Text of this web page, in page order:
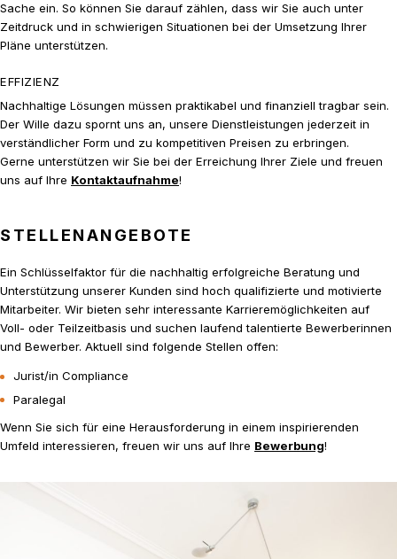
Sache ein. So können Sie darauf zählen, dass wir Sie auch unter
Zeitdruck und in schwierigen Situationen bei der Umsetzung Ihrer
Pläne unterstützen.
EFFIZIENZ
Nachhaltige Lösungen müssen praktikabel und finanziell tragbar sein.
Der Wille dazu spornt uns an, unsere Dienstleistungen jederzeit in
verständlicher Form und zu kompetitiven Preisen zu erbringen.
Gerne unterstützen wir Sie bei der Erreichung Ihrer Ziele und freuen
uns auf Ihre Kontaktaufnahme!
STELLENANGEBOTE
Ein Schlüsselfaktor für die nachhaltig erfolgreiche Beratung und
Unterstützung unserer Kunden sind hoch qualifizierte und motivierte
Mitarbeiter. Wir bieten sehr interessante Karrieremöglichkeiten auf
Voll- oder Teilzeitbasis und suchen laufend talentierte Bewerberinnen
und Bewerber. Aktuell sind folgende Stellen offen:
Jurist/in Compliance
Paralegal
Wenn Sie sich für eine Herausforderung in einem inspirierenden
Umfeld interessieren, freuen wir uns auf Ihre Bewerbung!